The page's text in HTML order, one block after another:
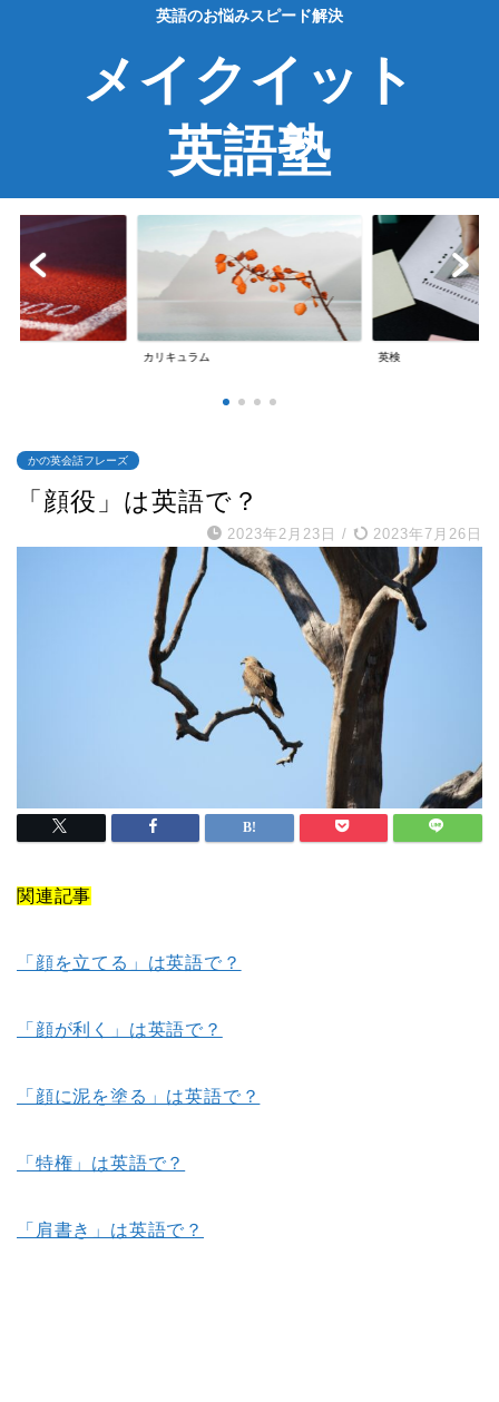
英語のお悩みスピード解決
メイクイット
英語塾
英検 英会話
かの英会話フレーズ
「顔役」は英語で？
2023年2月23日 / 2023年7月26日
関連記事
「顔を立てる」は英語で？
「顔が利く」は英語で？
「顔に泥を塗る」は英語で？
「特権」は英語で？
「肩書き」は英語で？